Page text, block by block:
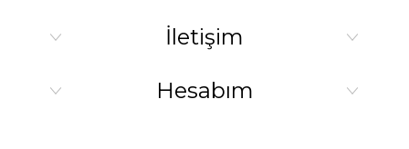
İletişim
Hesabım